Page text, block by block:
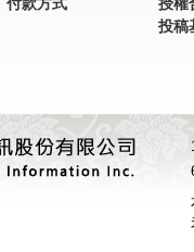
付款方式
授權
投稿